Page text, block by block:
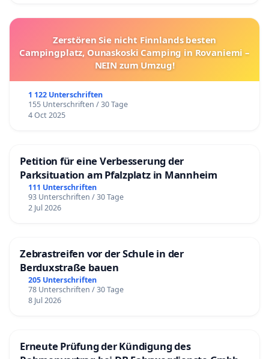
Zerstören Sie nicht Finnlands besten
Campingplatz, Ounaskoski Camping in Rovaniemi –
NEIN zum Umzug!
1 122 Unterschriften
155 Unterschriften / 30 Tage
4 Oct 2025
Petition für eine Verbesserung der
Parksituation am Pfalzplatz in Mannheim
111 Unterschriften
93 Unterschriften / 30 Tage
2 Jul 2026
Zebrastreifen vor der Schule in der
Berduxstraße bauen
205 Unterschriften
78 Unterschriften / 30 Tage
8 Jul 2026
Erneute Prüfung der Kündigung des